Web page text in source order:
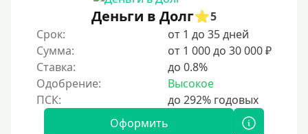
Цель
На Новый Год
Для исправления кредитной истории
На погашение других займов
Деньги в Долг
5
Срок:
от 1 до 35 дней
Сумма:
от 1 000 до 30 000 ₽
Ставка:
до 0.8%
Одобрение:
Высокое
Оформить